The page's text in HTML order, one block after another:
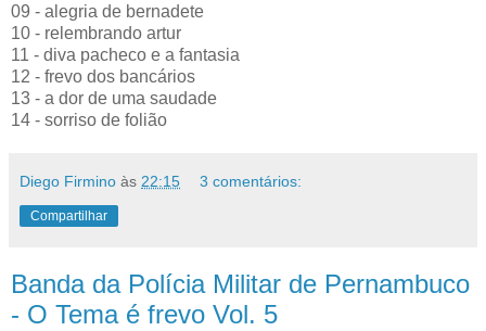
09 - alegria de bernadete
10 - relembrando artur
11 - diva pacheco e a fantasia
12 - frevo dos bancários
13 - a dor de uma saudade
14 - sorriso de folião
Diego Firmino às 22:15 3 comentários:
Compartilhar
Banda da Polícia Militar de Pernambuco
- O Tema é frevo Vol. 5